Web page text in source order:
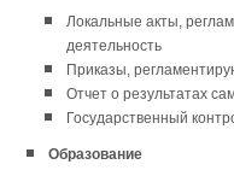
Локальные акты,
деятельность
Приказы,
Отчет о результатах
Государственный
Образование